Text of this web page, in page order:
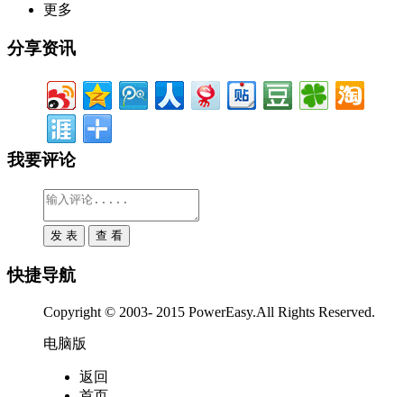
更多
分享资讯
我要评论
快捷导航
Copyright © 2003- 2015 PowerEasy.All Rights Reserved.
电脑版
返回